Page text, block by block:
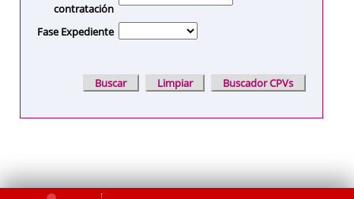
contratación
Fase Expediente